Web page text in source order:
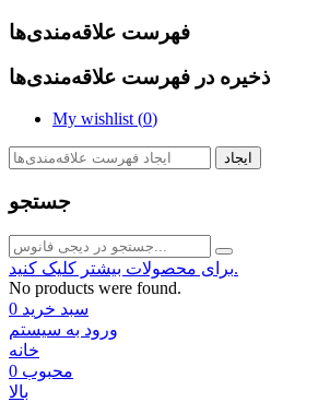
فهرست علاقه‌مندی‌ها
ذخیره در فهرست علاقه‌مندی‌ها
My wishlist (0)
ایجاد
جستجو
برای محصولات بیشتر کلیک کنید.
No products were found.
سبد خرید 0
ورود به سیستم
خانه
محبوب 0
بالا